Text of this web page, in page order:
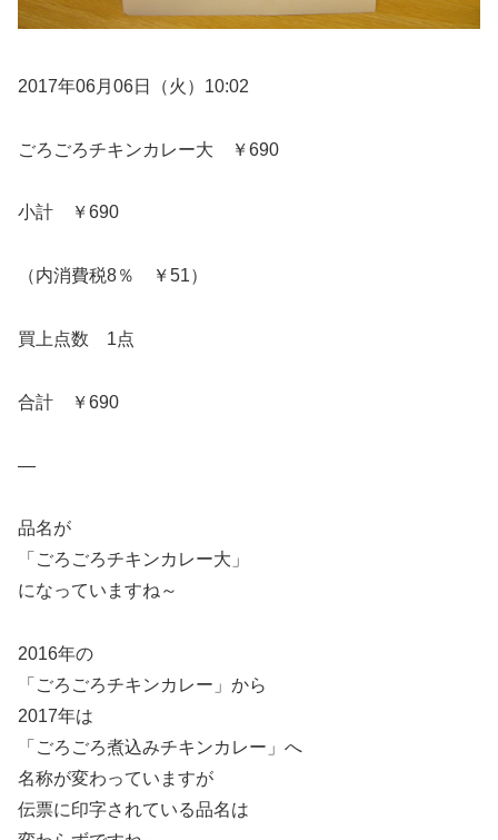
2017年06月06日（火）10:02
ごろごろチキンカレー大 ￥690
小計 ￥690
（内消費税8％ ￥51）
買上点数 1点
合計 ￥690
—
品名が
「ごろごろチキンカレー大」
になっていますね～
2016年の
「ごろごろチキンカレー」から
2017年は
「ごろごろ煮込みチキンカレー」へ
名称が変わっていますが
伝票に印字されている品名は